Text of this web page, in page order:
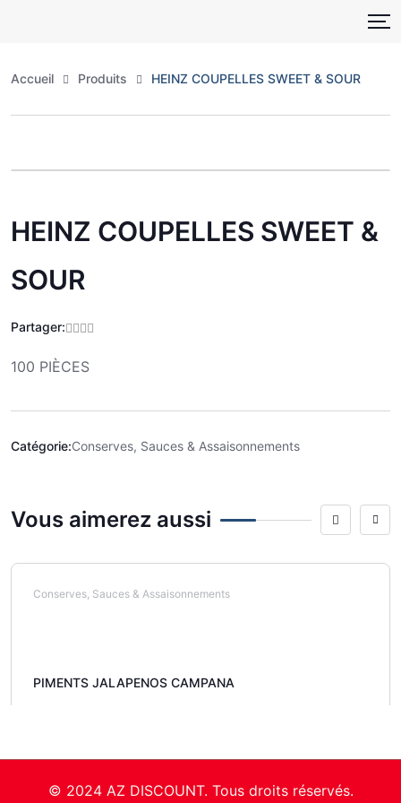
Accueil Produits HEINZ COUPELLES SWEET & SOUR
HEINZ COUPELLES SWEET &
SOUR
Partager:
100 PIÈCES
Catégorie:Conserves, Sauces & Assaisonnements
Vous aimerez aussi
Conserves, Sauces & Assaisonnements
PIMENTS JALAPENOS CAMPANA
© 2024 AZ DISCOUNT. Tous droits réservés.